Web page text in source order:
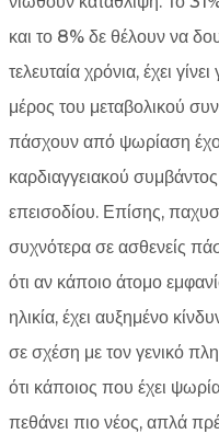
και το 8% δε θέλουν να
τελευταία χρόνια, έχει
μέρος του μεταβολικού
πάσχουν από ψωρίαση
καρδιαγγειακού
επεισοδίου. Επίσης,
συχνότερα σε ασθενείς
ότι αν κάποιο άτομο
ηλικία, έχει αυξημένο
σε σχέση με τον γενικό
ότι κάποιος που έχει
πεθάνει πιο νέος, απλά